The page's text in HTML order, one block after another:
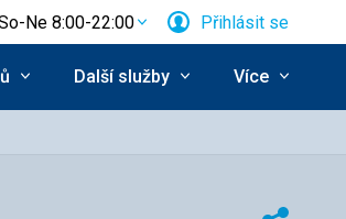
Ne 8:00-22:00 Přihlásit se
Další služby Více